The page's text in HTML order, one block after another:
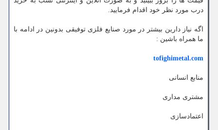
درب مورد نظر خود اقدام فرمایید.
اگه نیاز دارین بیشتر در مورد صنایع فلزی توفیقی بدونین در ادامه با
ما همراه باشین :
tofighimetal.com
منابع انسانی
مشتری مداری
اعتمادسازی